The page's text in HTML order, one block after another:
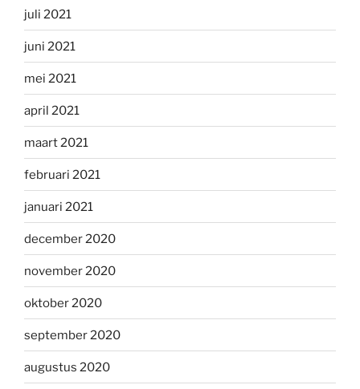
juli 2021
juni 2021
mei 2021
april 2021
maart 2021
februari 2021
januari 2021
december 2020
november 2020
oktober 2020
september 2020
augustus 2020